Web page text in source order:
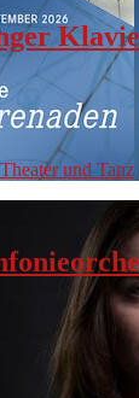
und Tanz